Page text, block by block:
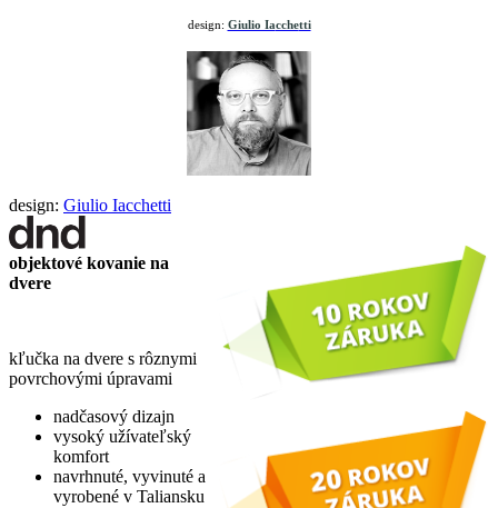
design: Giulio Iacchetti
design: Giulio Iacchetti
objektové kovanie na
dvere
kľučka na dvere s rôznymi
povrchovými úpravami
nadčasový dizajn
vysoký užívateľský
komfort
navrhnuté, vyvinuté a
vyrobené v Taliansku